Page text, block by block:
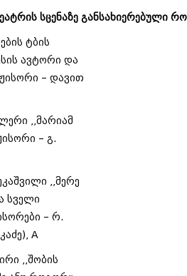
სცენაზე განსახიერებული
ტბის
ავტორი და
– დავით
,,მარიამ
– გ.
,,მერე
სველი
– რ.
A
,,შობის